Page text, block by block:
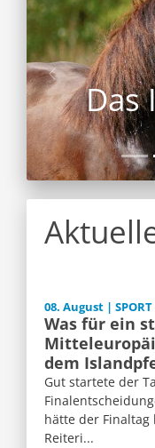
Das
08. August | SPORT
Was für ein
dem
Gut startete der
hätte der Finaltag
Reiteri...